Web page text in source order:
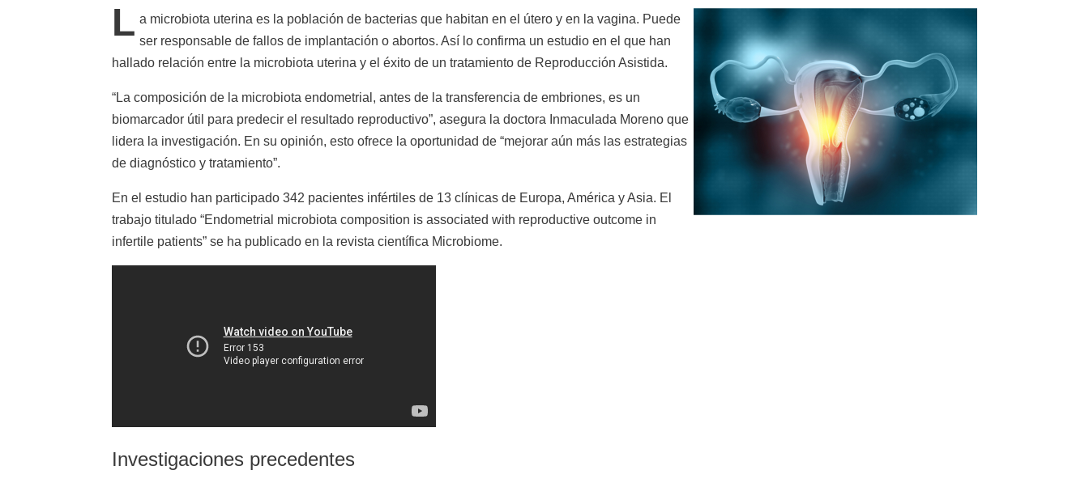
L a microbiota uterina es la población de bacterias que habitan en el útero y en la vagina. Puede
ser responsable de fallos de implantación o abortos. Así lo confirma un estudio en el que han
hallado relación entre la microbiota uterina y el éxito de un tratamiento de Reproducción Asistida.
“La composición de la microbiota endometrial, antes de la transferencia de embriones, es un
biomarcador útil para predecir el resultado reproductivo”, asegura la doctora Inmaculada Moreno que
lidera la investigación. En su opinión, esto ofrece la oportunidad de “mejorar aún más las estrategias
de diagnóstico y tratamiento”.
En el estudio han participado 342 pacientes infértiles de 13 clínicas de Europa, América y Asia. El
trabajo titulado “Endometrial microbiota composition is associated with reproductive outcome in
infertile patients” se ha publicado en la revista científica Microbiome.
Investigaciones precedentes